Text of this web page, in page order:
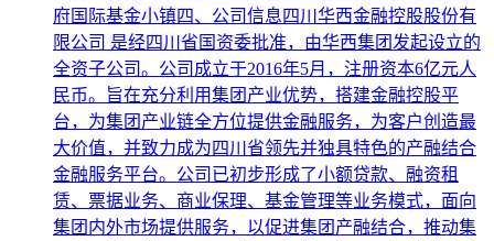
府国际基金小镇四、公司信息四川华西金融控股股份有
限公司 是经四川省国资委批准，由华西集团发起设立的
全资子公司。公司成立于2016年5月，注册资本6亿元人
民币。旨在充分利用集团产业优势，搭建金融控股平
台，为集团产业链全方位提供金融服务，为客户创造最
大价值，并致力成为四川省领先并独具特色的产融结合
金融服务平台。公司已初步形成了小额贷款、融资租
赁、票据业务、商业保理、基金管理等业务模式，面向
集团内外市场提供服务，以促进集团产融结合，推动集